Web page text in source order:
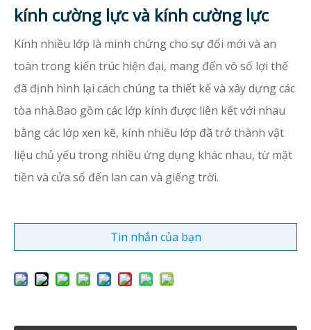
kính cường lực và kính cường lực
Kính nhiều lớp là minh chứng cho sự đổi mới và an
toàn trong kiến ​​trúc hiện đại, mang đến vô số lợi thế
đã định hình lại cách chúng ta thiết kế và xây dựng các
tòa nhà.Bao gồm các lớp kính được liên kết với nhau
bằng các lớp xen kẽ, kính nhiều lớp đã trở thành vật
liệu chủ yếu trong nhiều ứng dụng khác nhau, từ mặt
tiền và cửa sổ đến lan can và giếng trời.
Tin nhắn của bạn